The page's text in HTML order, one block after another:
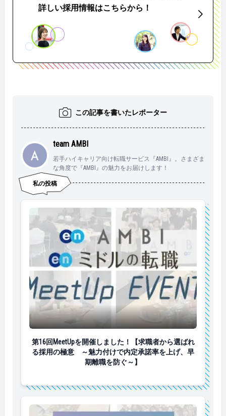
詳しい採用情報はこちらから！
この記事を書いたレポーター
team AMBI
若手ハイキャリア向け転職サービス『AMBI』。さまざま
な角度で『AMBI』の魅力をお届けします！
私の投稿
第16回MeetUpを開催しました！【求職者から選ば
第16回MeetUpを開催しました！【求職者から選ばれ
る採用の極意 ～魅力付けで内定承諾率を上げ、早
期離職を防ぐ～】